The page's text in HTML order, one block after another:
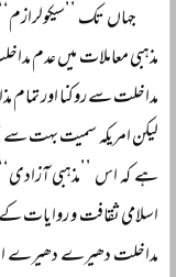
جہاں تک
مذہبی معاملات میں عدم
مداخلت سے روکنا اور تمام
لیکن امریکہ سمیت بہت سے
ہے کہ اس ’’مذہبی
اسلامی ثقافت و روایات کے
مداخلت دھیرے دھیرے